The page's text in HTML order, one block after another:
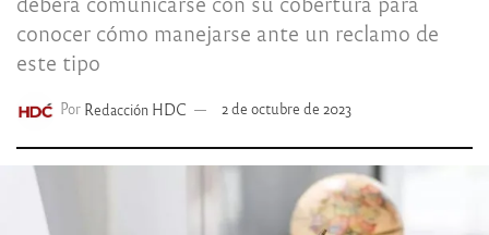
conocer cómo manejarse ante un reclamo de
este tipo
Por Redacción HDC 2 de octubre de 2023